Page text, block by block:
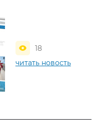
18
читать новость